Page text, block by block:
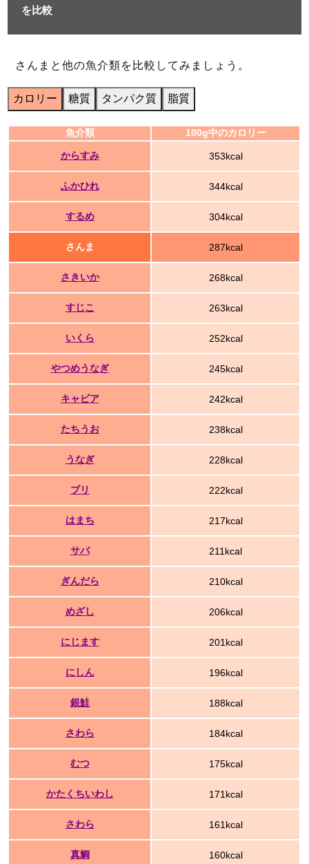
を比較
さんまと他の魚介類を比較してみましょう。
カロリー 糖質 タンパク質 脂質
魚介類 100g中のカロリー
からすみ 353kcal
ふかひれ 344kcal
するめ 304kcal
さんま 287kcal
さきいか 268kcal
すじこ 263kcal
いくら 252kcal
やつめうなぎ 245kcal
キャビア 242kcal
たちうお 238kcal
うなぎ 228kcal
ブリ 222kcal
はまち 217kcal
サバ 211kcal
ぎんだら 210kcal
めざし 206kcal
にじます 201kcal
にしん 196kcal
銀鮭 188kcal
さわら 184kcal
むつ 175kcal
かたくちいわし 171kcal
さわら 161kcal
真鯛 160kcal